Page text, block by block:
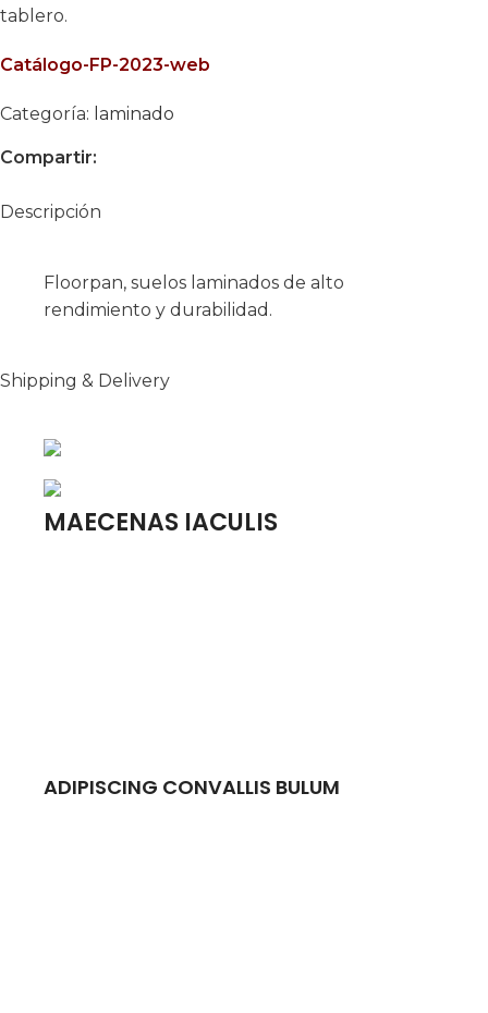
tablero.
Catálogo-FP-2023-web
Categoría: laminado
Compartir:
Descripción
Floorpan, suelos laminados de alto
rendimiento y durabilidad.
Shipping & Delivery
MAECENAS IACULIS
ADIPISCING CONVALLIS BULUM